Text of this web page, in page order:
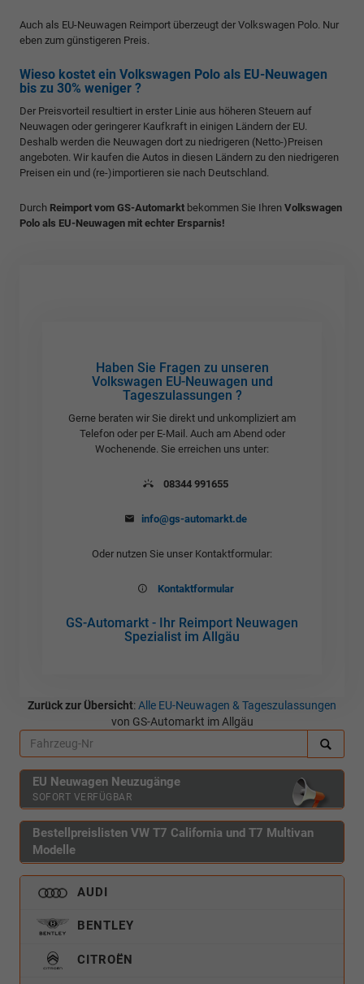
Auch als EU-Neuwagen Reimport überzeugt der Volkswagen Polo. Nur
eben zum günstigeren Preis.
Wieso kostet ein Volkswagen Polo als EU-Neuwagen
bis zu 30% weniger ?
Der Preisvorteil resultiert in erster Linie aus höheren Steuern auf
Neuwagen oder geringerer Kaufkraft in einigen Ländern der EU.
Deshalb werden die Neuwagen dort zu niedrigeren (Netto-)Preisen
angeboten. Wir kaufen die Autos in diesen Ländern zu den niedrigeren
Preisen ein und (re-)importieren sie nach Deutschland.
Durch Reimport vom GS-Automarkt bekommen Sie Ihren Volkswagen
Polo als EU-Neuwagen mit echter Ersparnis!
Haben Sie Fragen zu unseren
Volkswagen EU-Neuwagen und
Tageszulassungen ?
Gerne beraten wir Sie direkt und unkompliziert am
Telefon oder per E-Mail. Auch am Abend oder
Wochenende. Sie erreichen uns unter:
08344 991655
info@gs-automarkt.de
Oder nutzen Sie unser Kontaktformular:
Kontaktformular
GS-Automarkt - Ihr Reimport Neuwagen
Spezialist im Allgäu
Zurück zur Übersicht:Alle EU-Neuwagen & Tageszulassungen
von GS-Automarkt im Allgäu
EU Neuwagen Neuzugänge
SOFORT VERFÜGBAR
Bestellpreislisten VW T7 California und T7 Multivan
Modelle
AUDI
BENTLEY
CITROËN